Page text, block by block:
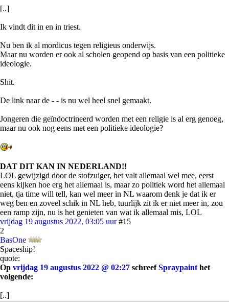
[..]
Ik vindt dit in en in triest.
Nu ben ik al mordicus tegen religieus onderwijs.
Maar nu worden er ook al scholen geopend op basis van een politieke
ideologie.
Shit.
De link naar de - - is nu wel heel snel gemaakt.
Jongeren die geïndoctrineerd worden met een religie is al erg genoeg,
maar nu ook nog eens met een politieke ideologie?
DAT DIT KAN IN NEDERLAND!!
LOL gewijzigd door de stofzuiger, het valt allemaal wel mee, eerst
eens kijken hoe erg het allemaal is, maar zo politiek word het allemaal
niet, tja time will tell, kan wel meer in NL waarom denk je dat ik er
weg ben en zoveel schik in NL heb, tuurlijk zit ik er niet meer in, zou
een ramp zijn, nu is het genieten van wat ik allemaal mis, LOL
vrijdag 19 augustus 2022, 03:05 uur #15
2
BasOne
Spaceship!
quote:
Op vrijdag 19 augustus 2022 @ 02:27 schreefSpraypaint het
volgende:
[..]